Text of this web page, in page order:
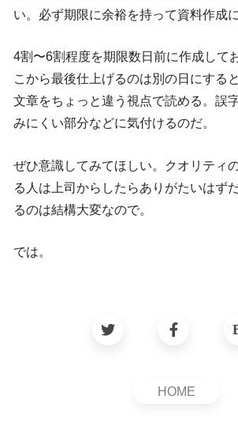
い。必ず期限に余裕を持って資料作成
4割〜6割程度を期限数日前に作成して
こから最後仕上げるのは別の日にする
文章をちょっと違う視点で読める。誤
みにくい部分などに気付けるのだ。
ぜひ意識してみてほしい。クオリティ
る人は上司からしたらありがたいはず
るのは結構大変なので。
では。
HOME